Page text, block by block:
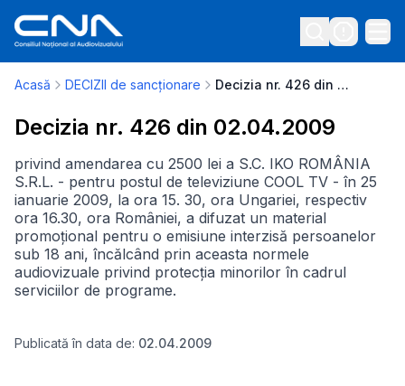
Acasă DECIZII de sancționare Decizia nr. 426 din 02.04.2009
Decizia nr. 426 din 02.04.2009
privind amendarea cu 2500 lei a S.C. IKO ROMÂNIA
S.R.L. - pentru postul de televiziune COOL TV - în 25
ianuarie 2009, la ora 15. 30, ora Ungariei, respectiv
ora 16.30, ora României, a difuzat un material
promoțional pentru o emisiune interzisă persoanelor
sub 18 ani, încălcând prin aceasta normele
audiovizuale privind protecția minorilor în cadrul
serviciilor de programe.
Publicată în data de: 02.04.2009